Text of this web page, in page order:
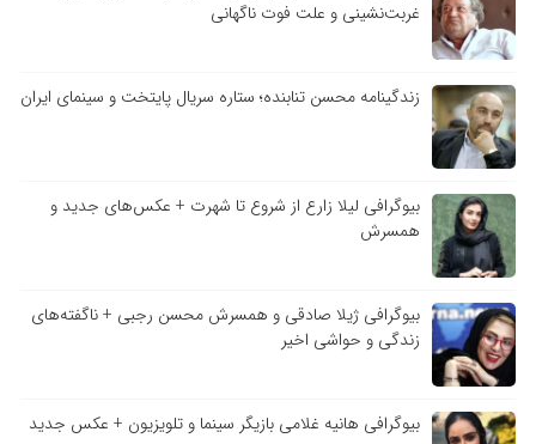
غربت‌نشینی و علت فوت ناگهانی
زندگینامه محسن تنابنده؛ ستاره سریال پایتخت و سینمای ایران
بیوگرافی لیلا زارع از شروع تا شهرت + عکس‌های جدید و
همسرش
بیوگرافی ژیلا صادقی و همسرش محسن رجبی + ناگفته‌های
زندگی و حواشی اخیر
بیوگرافی هانیه غلامی بازیگر سینما و تلویزیون + عکس جدید